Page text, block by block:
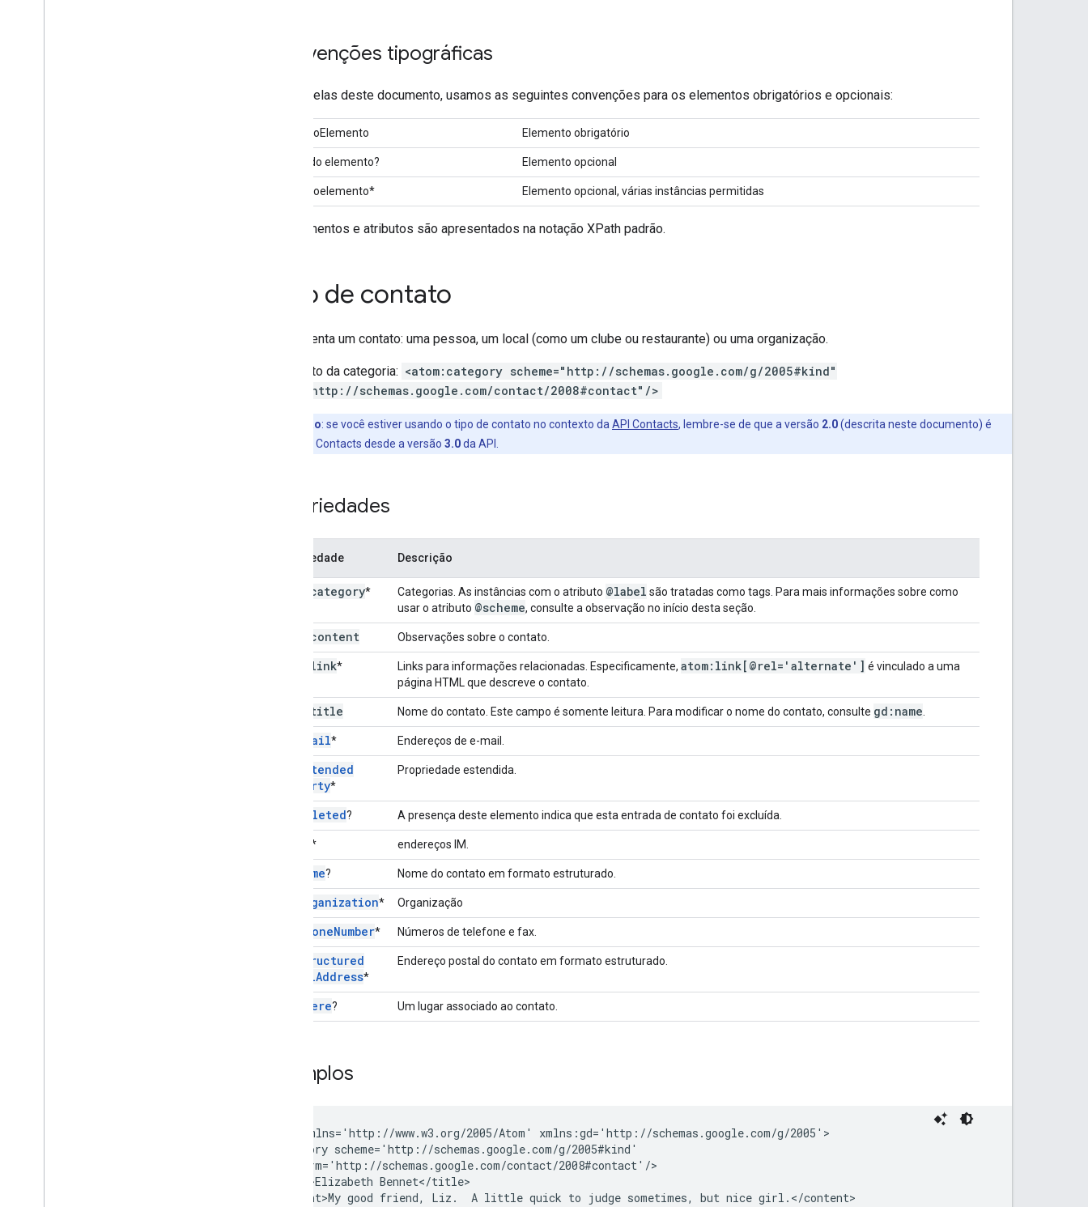
Convenções tipográficas
Nas tabelas deste documento, usamos as seguintes convenções para os elementos obrigatórios e opcionais:
NomedoElemento Elemento obrigatório
Nome do elemento? Elemento opcional
Nomedoelemento* Elemento opcional, várias instâncias permitidas
Os elementos e atributos são apresentados na notação XPath padrão.
Tipo de contato
Representa um contato: uma pessoa, um local (como um clube ou restaurante) ou uma organização.
Elemento da categoria: <atom:category scheme="http://schemas.google.com/g/2005#kind"
term="http://schemas.google.com/contact/2008#contact"/>
Observação: se você estiver usando o tipo de contato no contexto da API Contacts, lembre-se de que a versão 2.0(descrita neste documento) é
usada pela API Contacts desde a versão 3.0da API.
Propriedades
Propriedade Descrição
atom:category* Categorias. As instâncias com o atributo @label são tratadas como tags. Para mais informações sobre como
usar o atributo @scheme, consulte a observação no início desta seção.
atom:content Observações sobre o contato.
atom:link* Links para informações relacionadas. Especificamente, atom:link[@rel='alternate'] é vinculado a uma
página HTML que descreve o contato.
atom:title Nome do contato. Este campo é somente leitura. Para modificar o nome do contato, consulte gd:name
email* Endereços de e-mail.
extended
Property*
Propriedade estendida.
deleted? A presença deste elemento indica que esta entrada de contato foi excluída.
* endereços IM.
name? Nome do contato em formato estruturado.
organization* Organização
phoneNumber* Números de telefone e fax.
structured
PostalAddress*
Endereço postal do contato em formato estruturado.
where? Um lugar associado ao contato.
Exemplos
<entry xmlns='http://www.w3.org/2005/Atom' xmlns:gd='http://schemas.google.com/g/2005'>
  <category scheme='http://schemas.google.com/g/2005#kind'
      term='http://schemas.google.com/contact/2008#contact'/>
  <title>Elizabeth Bennet</title>
  <content>My good friend, Liz.  A little quick to judge sometimes, but nice girl.</content>